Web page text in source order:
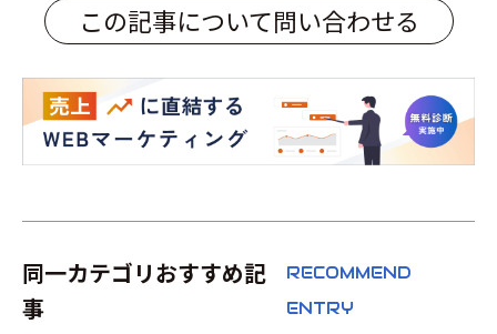
この記事について問い合わせる
同一カテゴリおすすめ記
事
RECOMMEND
ENTRY